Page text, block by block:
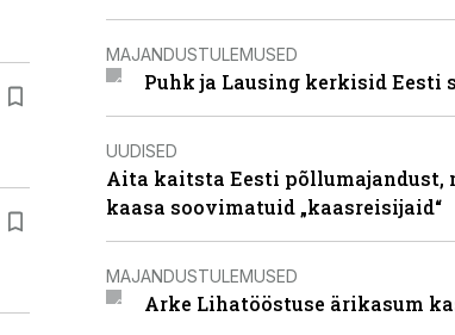
MAJANDUSTULEMUSED
Puhk ja Lausing kerkisid
UUDISED
Aita kaitsta Eesti põllumajandust,
kaasa soovimatuid „kaasreisijaid“
MAJANDUSTULEMUSED
Arke Lihatööstuse ärikasum